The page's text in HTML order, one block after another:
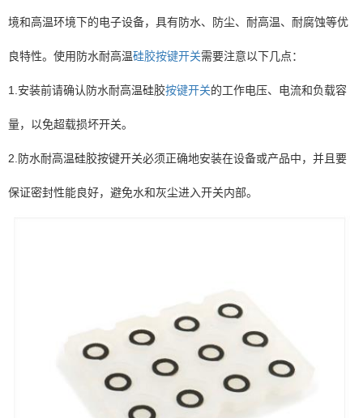
境和高温环境下的电子设备，具有防水、防尘、耐高温、耐腐蚀等优
良特性。使用防水耐高温硅胶按键开关需要注意以下几点：
1.安装前请确认防水耐高温硅胶按键开关的工作电压、电流和负载容
量，以免超载损坏开关。
2.防水耐高温硅胶按键开关必须正确地安装在设备或产品中，并且要
保证密封性能良好，避免水和灰尘进入开关内部。